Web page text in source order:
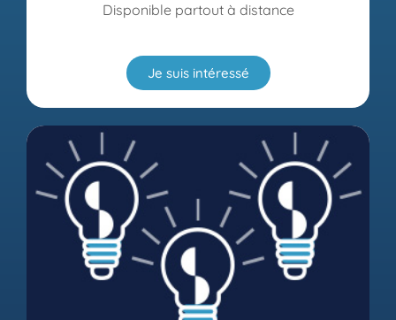
Disponible partout à distance
Je suis intéressé